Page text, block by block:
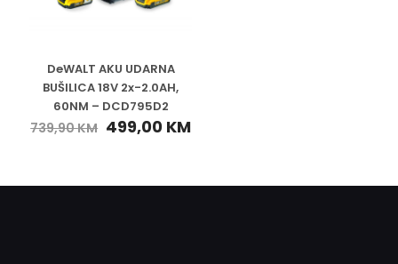
DeWALT AKU UDARNA
BUŠILICA 18V 2x-2.0AH,
60NM – DCD795D2
739,90KM 499,00 KM